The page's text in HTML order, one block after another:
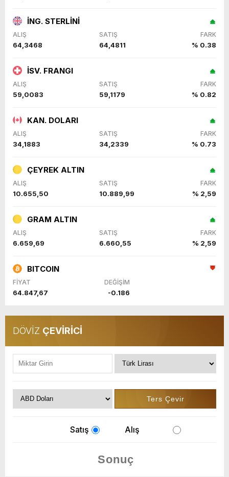
İNG. STERLİNİ
ALIŞ SATIŞ FARK
64,3468 64,4811 % 0.38
İSV. FRANGI
ALIŞ SATIŞ FARK
59,0083 59,1179 % 0.82
KAN. DOLARI
ALIŞ SATIŞ FARK
34,1883 34,2339 % 0.73
ÇEYREK ALTIN
ALIŞ SATIŞ FARK
10.655,50 10.889,99 % 2,59
GRAM ALTIN
ALIŞ SATIŞ FARK
6.659,69 6.660,55 % 2,59
BITCOIN
FİYAT DEĞİŞİM
64.847,67 -0.186
DÖVİZ ÇEVİRİCİ
Satış Alış